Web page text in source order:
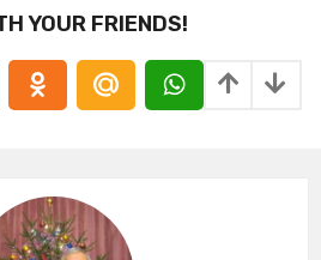
YOUR FRIENDS!